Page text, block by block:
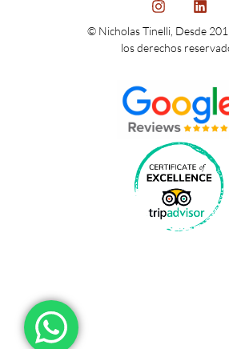
© Nicholas Tinelli, Desde
los derechos